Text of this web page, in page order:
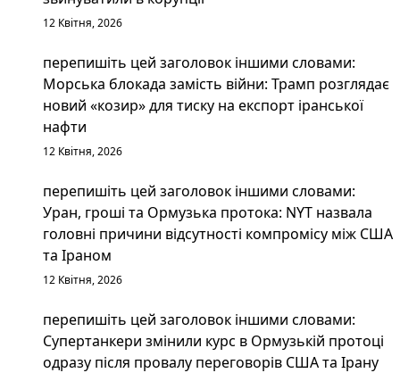
12 Квітня, 2026
перепишіть цей заголовок іншими словами:
Морська блокада замість війни: Трамп розглядає
новий «козир» для тиску на експорт іранської
нафти
12 Квітня, 2026
перепишіть цей заголовок іншими словами:
Уран, гроші та Ормузька протока: NYT назвала
головні причини відсутності компромісу між США
та Іраном
12 Квітня, 2026
перепишіть цей заголовок іншими словами:
Супертанкери змінили курс в Ормузькій протоці
одразу після провалу переговорів США та Ірану